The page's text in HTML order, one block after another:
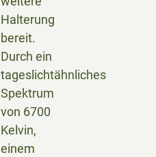
Halterung
bereit.
Durch ein
tageslichtähnliches
Spektrum
von 6700
Kelvin,
einem